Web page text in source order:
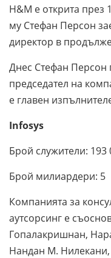
H&M е открита през
му Стефан Персон
директор в
Днес Стефан Персон
председател на
е главен
Infosys
Брой служители: 193
Брой милиардери: 5
Компанията за
аутсорсинг е
Гопалакришнан,
Нандан М.